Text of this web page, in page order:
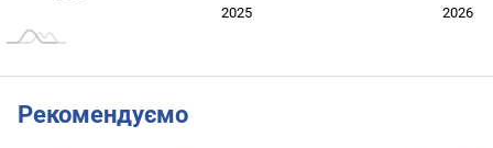
2025 2026
Рекомендуємо